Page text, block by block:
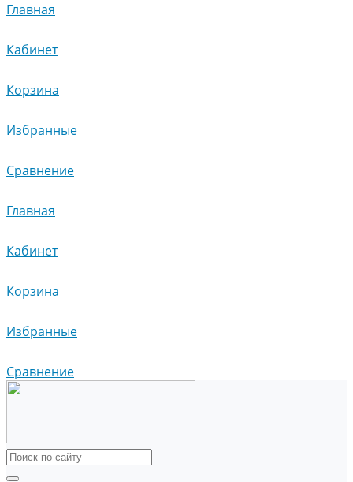
Главная
Кабинет
Корзина
Избранные
Сравнение
Главная
Кабинет
Корзина
Избранные
Сравнение